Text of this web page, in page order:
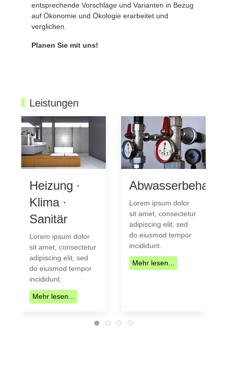
entsprechende Vorschläge und Varianten in Bezug
auf Ökonomie und Ökologie erarbeitet und
verglichen.
Planen Sie mit uns!
Leistungen
Heizung ∙
Klima ∙
Sanitär
Lorem ipsum dolor
sit amet, consectetur
adipiscing elit, sed
do eiusmod tempor
incididunt.
Mehr lesen...
Lorem ipsum dolor
sit amet, consectetur
adipiscing elit, sed
do eiusmod tempor
incididunt.
Mehr lesen...